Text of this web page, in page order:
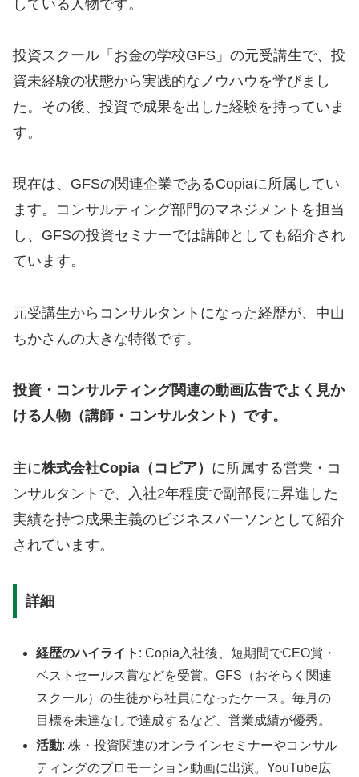
している人物です。
投資スクール「お金の学校GFS」の元受講生で、投
資未経験の状態から実践的なノウハウを学びまし
た。その後、投資で成果を出した経験を持っていま
す。
現在は、GFSの関連企業であるCopiaに所属してい
ます。コンサルティング部門のマネジメントを担当
し、GFSの投資セミナーでは講師としても紹介され
ています。
元受講生からコンサルタントになった経歴が、中山
ちかさんの大きな特徴です。
投資・コンサルティング関連の動画広告でよく見か
ける人物（講師・コンサルタント）です。
主に株式会社Copia（コピア） に所属する営業・コ
ンサルタントで、入社2年程度で副部長に昇進した
実績を持つ成果主義のビジネスパーソンとして紹介
されています。
詳細
経歴のハイライト : Copia入社後、短期間でCEO賞・
ベストセールス賞などを受賞。GFS（おそらく関連
スクール）の生徒から社員になったケース。毎月の
目標を未達なしで達成するなど、営業成績が優秀。
活動: 株・投資関連のオンラインセミナーやコンサル
ティングのプロモーション動画に出演。YouTube広